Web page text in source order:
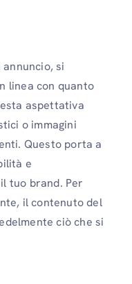
si
linea con quanto
aspettativa
o immagini
Questo porta a
e
tuo brand. Per
il contenuto del
ciò che si